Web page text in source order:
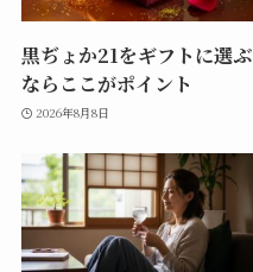
黒ぢょか21をギフトに選ぶ
ならここがポイント
2026年8月8日